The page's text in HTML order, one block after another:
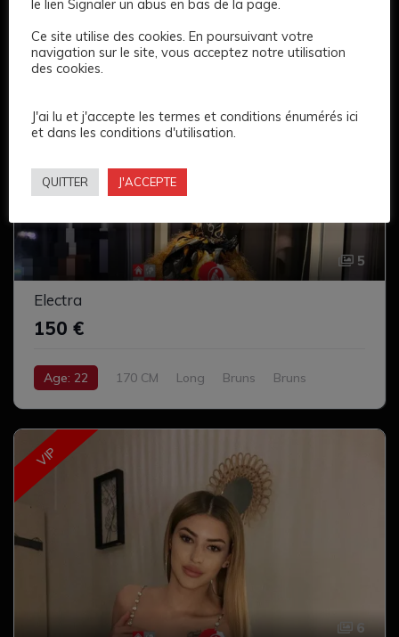
Age: 27 169 CM Long Noir
Blancs
Cul serré
Complet
5
Electra
150 €
Age: 22 170 CM Long Bruns
Bruns
VIP
6
le lien Signaler un abus en bas de la page.
Ce site utilise des cookies. En poursuivant votre
navigation sur le site, vous acceptez notre utilisation
des cookies.
J'ai lu et j'accepte les termes et conditions énumérés ici
et dans les conditions d'utilisation.
QUITTER J'ACCEPTE